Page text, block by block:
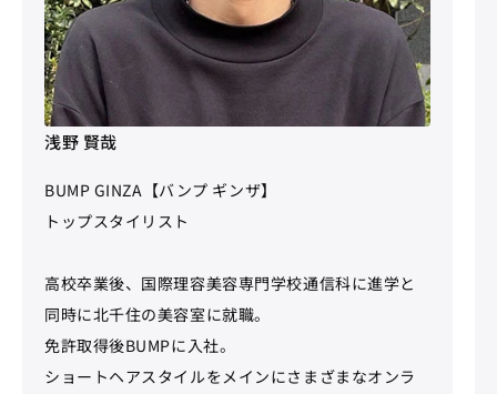
浅野 賢哉
BUMP GINZA【バンプ ギンザ】
トップスタイリスト
高校卒業後、国際理容美容専門学校通信科に進学と
同時に北千住の美容室に就職。
免許取得後BUMPに入社。
ショートヘアスタイルをメインにさまざまなオンラ